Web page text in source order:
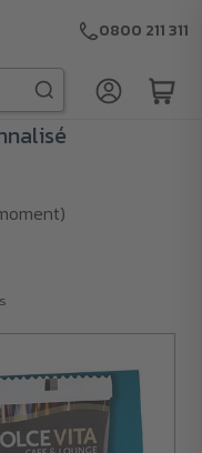
0800 211 311